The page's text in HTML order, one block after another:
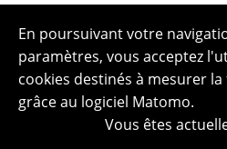
En poursuivant votre
paramètres, vous acceptez
cookies destinés à mesurer
grâce au logiciel Matomo.
Vous êtes